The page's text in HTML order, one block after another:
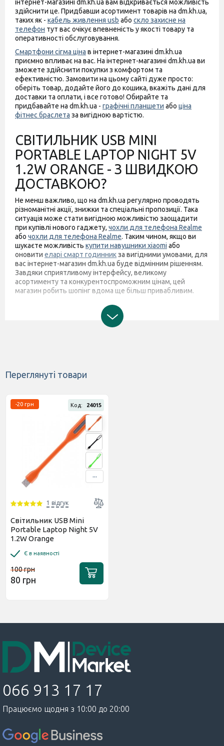
інтернет-магазині dm.kh.ua вам відкривається можливість
здійснити це. Придбавши асортимент товарів на dm.kh.ua,
таких як - кабель живлення usb або скло захисне на
телефон тут вас очікує впевненість у якості товару та
оперативності обслуговування.
Смартфони сігма ціна в інтернет-магазині dm.kh.ua
приємно впливає на вас. На інтернет-магазині dm.kh.ua ви
зможете здійснити покупки з комфортом та
ефективністю. Замовити на цьому сайті дуже просто:
оберіть товар, додайте його до кошика, вкажіть дані для
доставки та оплати, і все готово! Обирайте та
придбавайте на dm.kh.ua - графічні планшети або ціна
фітнес браслета за вигідною вартістю.
СВІТИЛЬНИК USB MINI
PORTABLE LAPTOP NIGHT 5V
1.2W ORANGE - З ШВИДКОЮ
ДОСТАВКОЮ?
Не менш важливо, що на dm.kh.ua регулярно проводять
різноманітні акції, знижки та спеціальні пропозиції. Така
ситуація може стати вигідною можливістю заощадити
при купівлі нового гаджету, чохли для телефона Realme
або чохли для телефона Realme. Таким чином, якщо ви
шукаєте можливість купити навушники xiaomi або
оновити еларі смарт годинникза вигідними умовами, для
вас інтернет-магазин dm.kh.ua буде відмінним рішенням.
Завдяки сприятливому інтерфейсу, великому
асортименту та конкурентоспроможним цінам, цей
магазин робить шопінг вдома ще більш привабливим.
Переглянуті товари
...
Код: 24015
-20 грн
1 відгук
Світильник USB Mini
Portable Laptop Night 5V
1.2W Orange
Є в наявності
100 грн
80 грн
066 913 17 17
Працюємо щодня з 10:00 до 20:00